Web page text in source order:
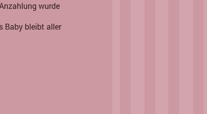
wurde
Baby bleibt aller